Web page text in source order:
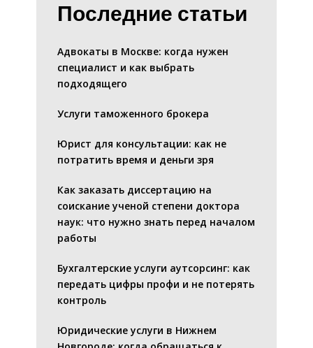
Последние статьи
Адвокаты в Москве: когда нужен
специалист и как выбрать
подходящего
Услуги таможенного брокера
Юрист для консультации: как не
потратить время и деньги зря
Как заказать диссертацию на
соискание ученой степени доктора
наук: что нужно знать перед началом
работы
Бухгалтерские услуги аутсорсинг: как
передать цифры профи и не потерять
контроль
Юридические услуги в Нижнем